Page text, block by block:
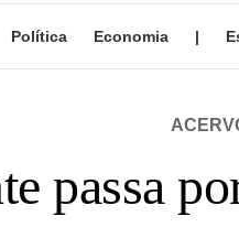
Política Economia |
passa